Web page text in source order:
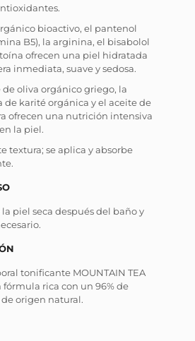
bioactivo, el pantenol
B5), la arginina, el bisabolol
ofrecen una piel hidratada
inmediata, suave y sedosa.
de oliva orgánico griego, la
de karité orgánica y el aceite de
ofrecen una nutrición intensiva
la piel.
textura; se aplica y absorbe
piel seca después del baño y
tonificante MOUNTAIN TEA
rica con un 96% de
origen natural.